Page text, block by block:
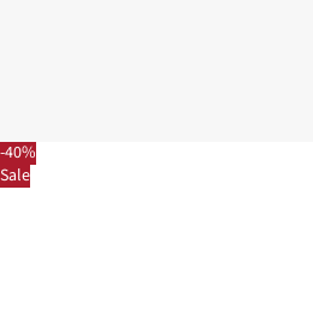
-40%
Sale